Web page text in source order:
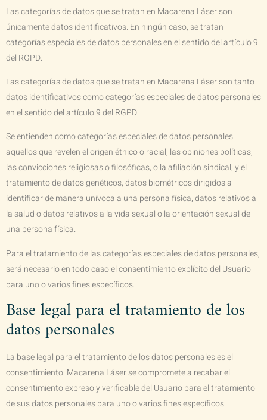
Las categorías de datos que se tratan en Macarena Láserson
únicamente datos identificativos. En ningún caso, se tratan
categorías especiales de datos personales en el sentido del artículo 9
del RGPD.
Las categorías de datos que se tratan en Macarena Láserson tanto
datos identificativos como categorías especiales de datos personales
en el sentido del artículo 9 del RGPD.
Se entienden como categorías especiales de datos personales
aquellos que revelen el origen étnico o racial, las opiniones políticas,
las convicciones religiosas o filosóficas, o la afiliación sindical, y el
tratamiento de datos genéticos, datos biométricos dirigidos a
identificar de manera unívoca a una persona física, datos relativos a
la salud o datos relativos a la vida sexual o la orientación sexual de
una persona física.
Para el tratamiento de las categorías especiales de datos personales,
será necesario en todo caso el consentimiento explícito del Usuario
para uno o varios fines específicos.
Base legal para el tratamiento de los
datos personales
La base legal para el tratamiento de los datos personales es el
consentimiento. Macarena Láserse compromete a recabar el
consentimiento expreso y verificable del Usuario para el tratamiento
de sus datos personales para uno o varios fines específicos.